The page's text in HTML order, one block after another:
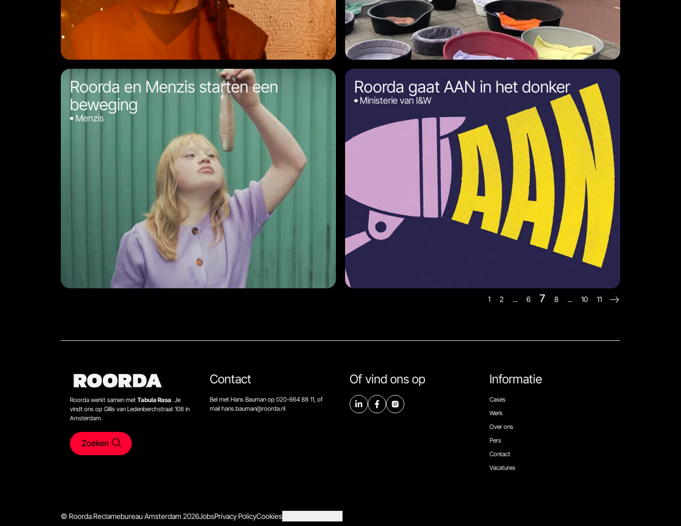
Roorda en Menzis starten een
beweging
Menzis
Roorda gaat AAN in het donker
Ministerie van I&W
1 2 ... 6 7 8 ... 10 11
Roorda werkt samen met Tabula Rasa. Je
vindt ons op Gillis van Ledenberchstraat 108 in
Amsterdam.
Zoeken
Contact
Bel met Hans Bauman op 020-664 88 11, of
mail hans.bauman@roorda.nl
Of vind ons op Informatie
Cases
Werk
Over ons
Pers
Contact
Vacatures
© Roorda Reclamebureau Amsterdam 2026JobsPrivacy PolicyCookies